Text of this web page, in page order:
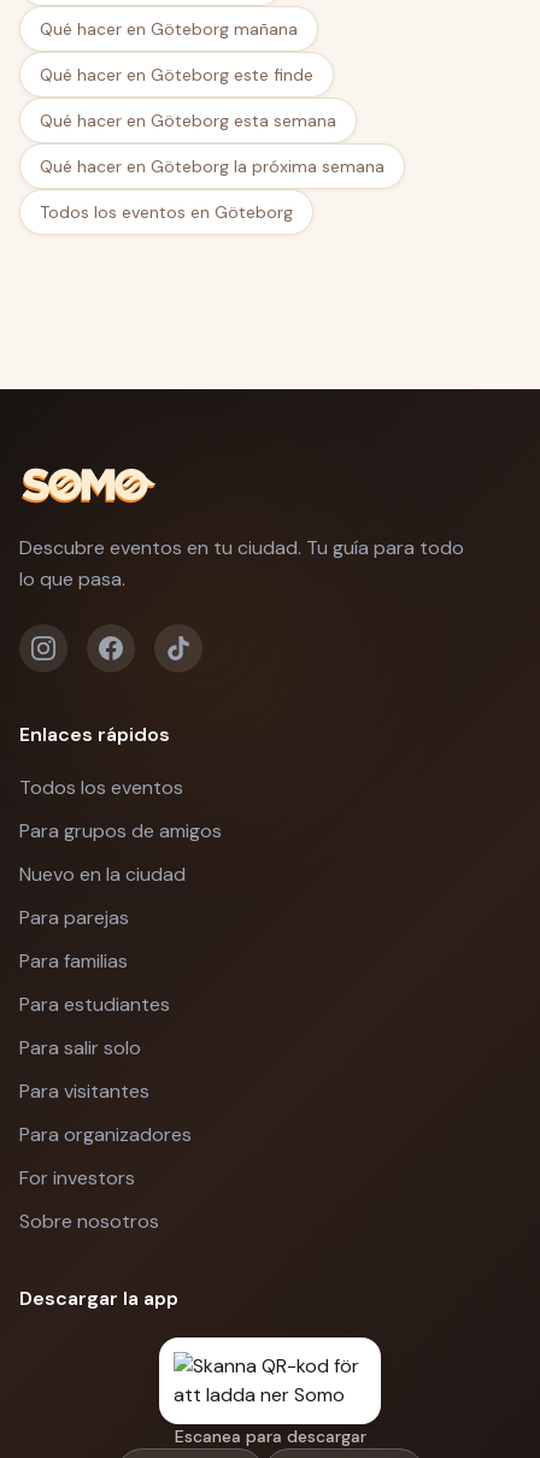
Qué hacer en Göteborg mañana
Qué hacer en Göteborg este finde
Qué hacer en Göteborg esta semana
Qué hacer en Göteborg la próxima semana
Todos los eventos en Göteborg
Descubre eventos en tu ciudad. Tu guía para todo
lo que pasa.
Enlaces rápidos
Todos los eventos
Para grupos de amigos
Nuevo en la ciudad
Para parejas
Para familias
Para estudiantes
Para salir solo
Para visitantes
Para organizadores
For investors
Sobre nosotros
Descargar la app
Escanea para descargar